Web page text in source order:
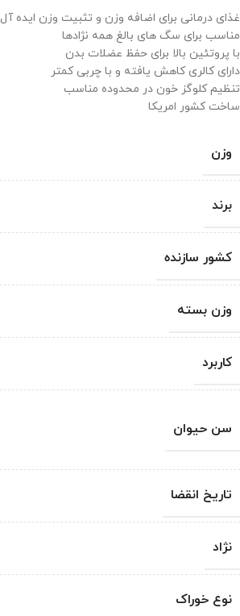
غذای درمانی برای اضافه وزن و تثبیت وزن ایده آل
مناسب برای سگ های بالغ همه نژادها
با پروتئین بالا برای حفظ عضلات بدن
دارای کالری کاهش یافته و با چربی کمتر
تنظیم کلوگز خون در محدوده مناسب
ساخت کشور امریکا
وزن
برند
کشور سازنده
وزن بسته
کاربرد
سن حیوان
تاریخ انقضا
نژاد
نوع خوراک